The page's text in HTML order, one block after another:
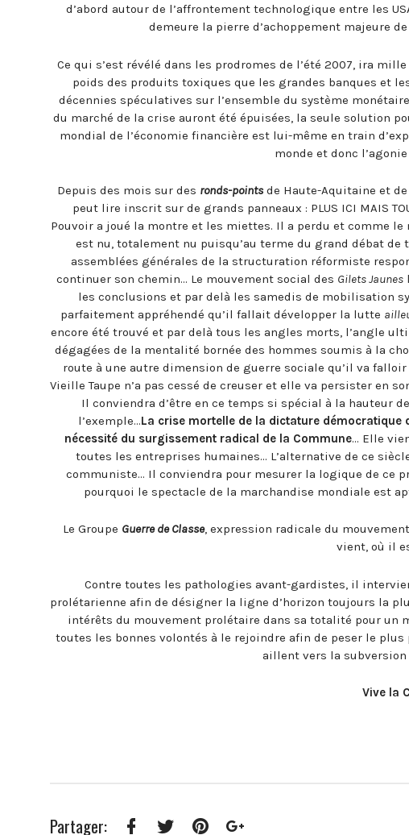
d’abord autour de l’affrontement technologique entre les
demeure la pierre d’achoppement majeure
Ce qui s’est révélé dans les prodromes de l’été 2007, ira
poids des produits toxiques que les grandes banques et
décennies spéculatives sur l’ensemble du système
du marché de la crise auront été épuisées, la seule solution
mondial de l’économie financière est lui-même en train
monde et donc
Depuis des mois sur des ronds-pointsde Haute-Aquitaine et
peut lire inscrit sur de grands panneaux : PLUS ICI MAIS
Pouvoir a joué la montre et les miettes. Il a perdu et comme
est nu, totalement nu puisqu’au terme du grand débat
assemblées générales de la structuration réformiste
continuer son chemin… Le mouvement social des Gilets Jaunes
les conclusions et par delà les samedis de mobilisation
parfaitement appréhendé qu’il fallait développer la lutte
encore été trouvé et par delà tous les angles morts, l’angle
dégagées de la mentalité bornée des hommes soumis à la
route à une autre dimension de guerre sociale qu’il va
Vieille Taupe n’a pas cessé de creuser et elle va persister en
Il conviendra d’être en ce temps si spécial à la hauteur
l’exemple…La crise mortelle de la dictature démocratique
nécessité du surgissement radical de la Commune… Elle
toutes les entreprises humaines… L’alternative de ce
communiste… Il conviendra pour mesurer la logique de ce
pourquoi le spectacle de la marchandise mondiale est
Le Groupe Guerre de Classe, expression radicale du
vient, où il
Contre toutes les pathologies avant-gardistes, il
prolétarienne afin de désigner la ligne d’horizon toujours la
intérêts du mouvement prolétaire dans sa totalité pour un
toutes les bonnes volontés à le rejoindre afin de peser le
aillent vers la
Vive la
Partager: